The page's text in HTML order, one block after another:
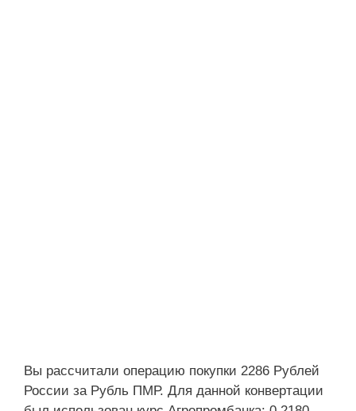
Вы рассчитали операцию покупки 2286 Рублей
России за Рубль ПМР. Для данной конвертации